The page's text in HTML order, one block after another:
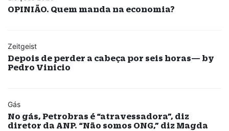
OPINIÃO. Quem manda na economia?
Zeitgeist
Depois de perder a cabeça por seis horas— by
Pedro Vinicio
Gás
No gás, Petrobras é “atravessadora”, diz
diretor da ANP. “Não somos ONG,” diz Magda